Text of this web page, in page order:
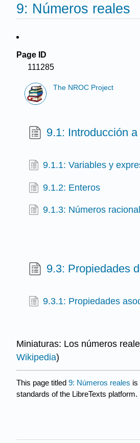
9: Números reales
Page ID
111285
The NROC Project
9.1: Introducción
9.1.1: Variables y
9.1.2: Enteros
9.1.3: Números
9.3: Propiedades
9.3.1: Propiedades
Miniaturas: Los números
Wikipedia)
This page titled 9: Números reales is
standards of the LibreTexts platform.